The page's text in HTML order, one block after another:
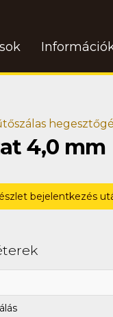
4,0 mm
bejelentkezés